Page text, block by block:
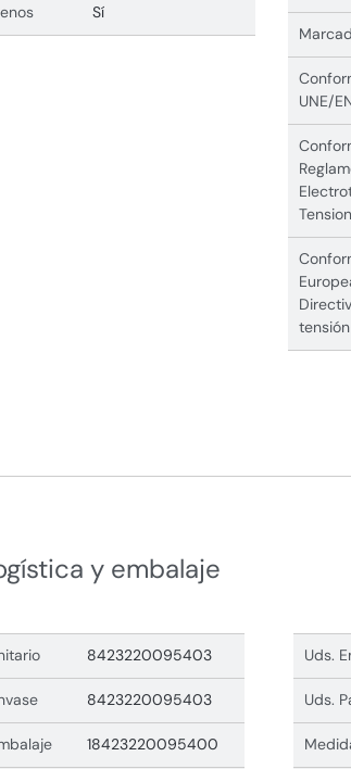
Sí
UNE/
tensión
y embalaje
8423220095403
8423220095403
18423220095400
Uds.
Uds.